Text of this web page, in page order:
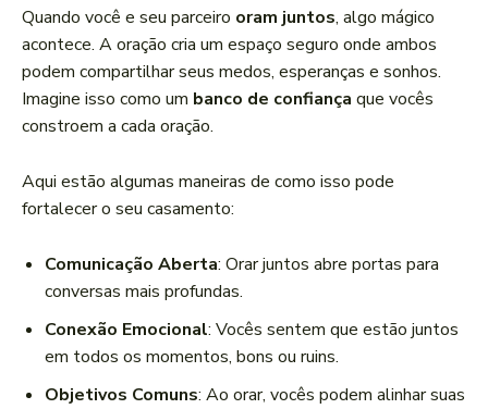
Quando você e seu parceiro oram juntos, algo mágico
acontece. A oração cria um espaço seguro onde ambos
podem compartilhar seus medos, esperanças e sonhos.
Imagine isso como um banco de confiança que vocês
constroem a cada oração.
Aqui estão algumas maneiras de como isso pode
fortalecer o seu casamento:
Comunicação Aberta: Orar juntos abre portas para
conversas mais profundas.
Conexão Emocional: Vocês sentem que estão juntos
em todos os momentos, bons ou ruins.
Objetivos Comuns: Ao orar, vocês podem alinhar suas